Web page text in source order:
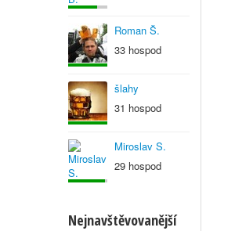
Roman Š.
33 hospod
šlahy
31 hospod
Miroslav S.
29 hospod
Nejnavštěvovanější